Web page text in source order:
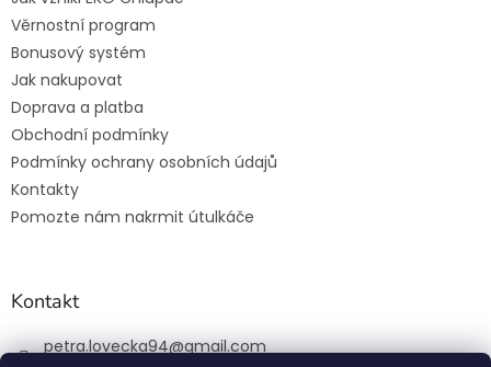
Věrnostní program
Bonusový systém
Jak nakupovat
Doprava a platba
Obchodní podmínky
Podmínky ochrany osobních údajů
Kontakty
Pomozte nám nakrmit útulkáče
Kontakt
petra.lovecka94@gmail.com